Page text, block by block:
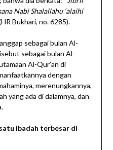
Nabi Shalallahu ‘alaihi
(HR Bukhari, no. 6285).
sebagai bulan Al-
sebagai bulan Al-
Al-Qur’an di
dengan
merenungkannya,
yang ada di dalamnya, dan
ibadah terbesar di